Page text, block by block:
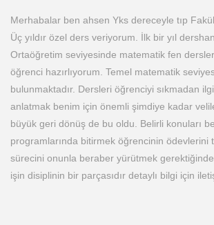
Merhabalar ben ahsen Yks dereceyle tıp
Üç yıldır özel ders veriyorum. İlk bir yıl
Ortaöğretim seviyesinde matematik fen
öğrenci hazırlıyorum. Temel matematik
bulunmaktadır. Dersleri öğrenciyi sıkmadan
anlatmak benim için önemli şimdiye kadar
büyük geri dönüş de bu oldu. Belirli konuları
programlarında bitirmek öğrencinin ödevlerini
sürecini onunla beraber yürütmek
işin disiplinin bir parçasıdır detaylı bilgi için